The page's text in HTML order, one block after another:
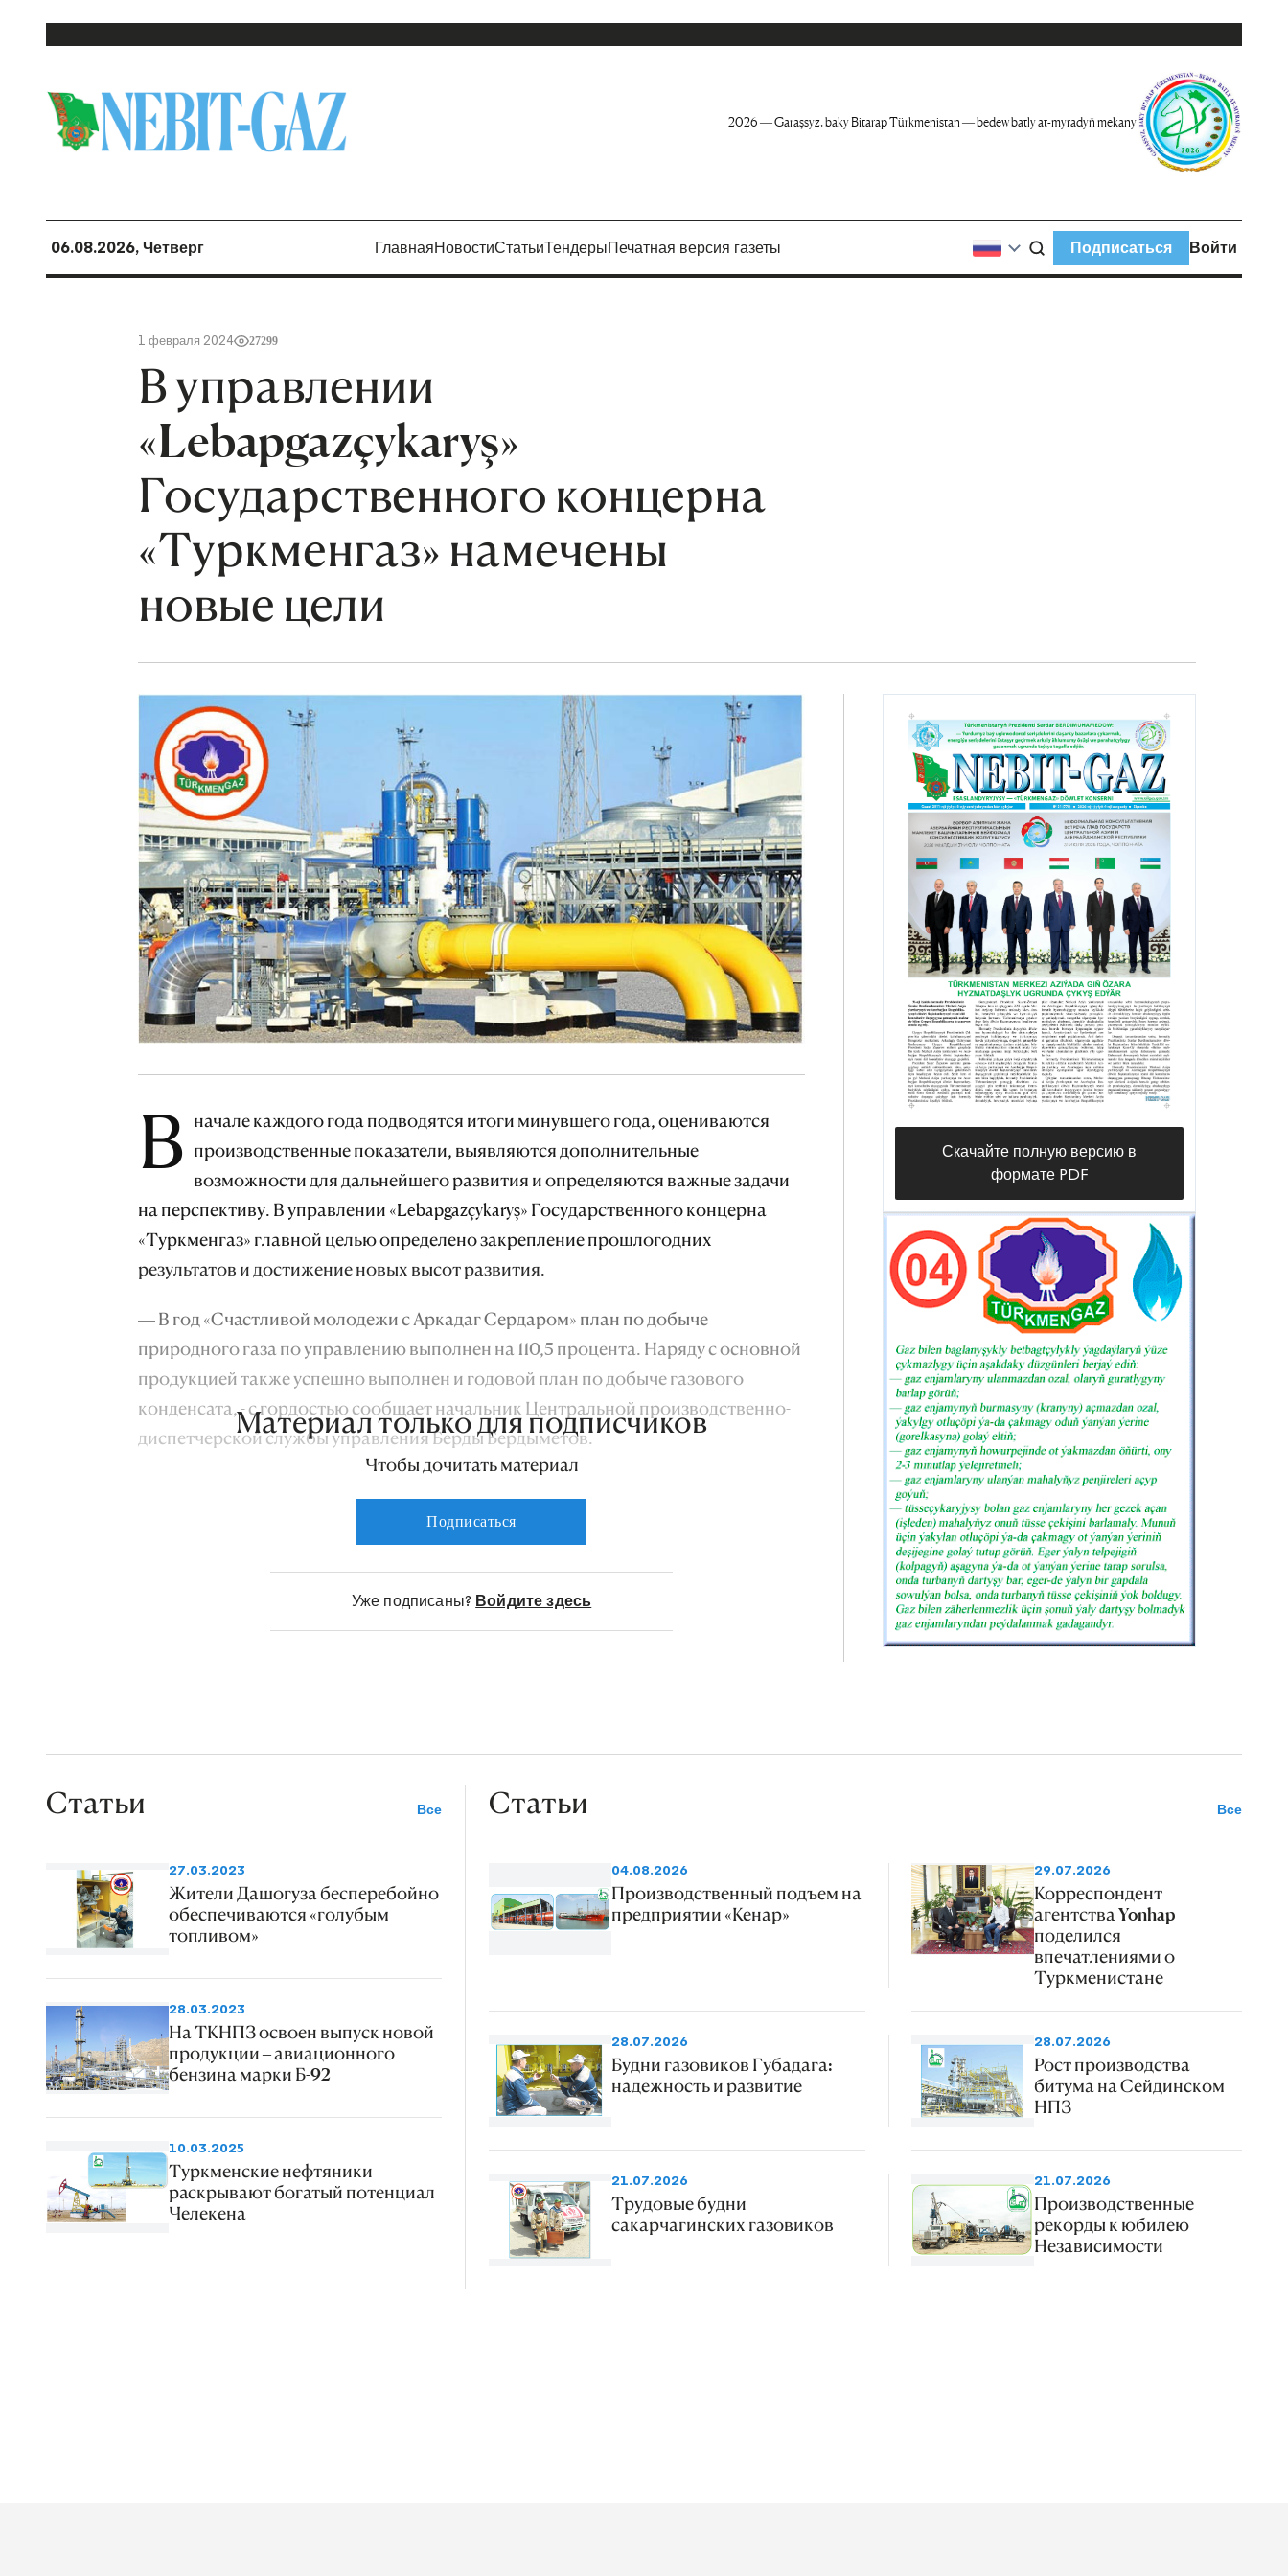
2026 — Garaşsyz, baky Bitarap Türkmenistan — bedew batly at-myradyň mekany
06.08.2026, Четверг ГлавнаяНовостиСтатьиТендерыПечатная версия газеты Подписаться Войти
1 февраля 2024 27299
В управлении
«Lebapgazçykaryş»
Государственного концерна
«Туркменгаз» намечены
новые цели
В начале каждого года подводятся итоги минувшего года, оцениваются
производственные показатели, выявляются дополнительные
возможности для дальнейшего развития и определяются важные задачи
на перспективу. В управлении «Lebapgazçykaryş» Государственного концерна
«Туркменгаз» главной целью определено закрепление прошлогодних
результатов и достижение новых высот развития.
— В год «Счастливой молодежи с Аркадаг Сердаром» план по добыче
природного газа по управлению выполнен на 110,5 процента. Наряду с основной
продукцией также успешно выполнен и годовой план по добыче газового
конденсата, - с гордостью сообщает начальник Центральной производственно-
диспетчерской службы управления Берды Бердыметов.
Материал только для подписчиков
Чтобы дочитать материал
Подписаться
Уже подписаны? Войдите здесь
Скачайте полную версию в
формате PDF
Статьи Все
27.03.2023
Жители Дашогуза бесперебойно
обеспечиваются «голубым
топливом»
28.03.2023
На ТКНПЗ освоен выпуск новой
продукции – авиационного
бензина марки Б-92
10.03.2025
Туркменские нефтяники
раскрывают богатый потенциал
Челекена
Статьи Все
04.08.2026
Производственный подъем на
предприятии «Кенар»
29.07.2026
Корреспондент
агентства Yonhap
поделился
впечатлениями о
Туркменистане
28.07.2026
Будни газовиков Губадага:
надежность и развитие
28.07.2026
Рост производства
битума на Сейдинском
НПЗ
21.07.2026
Трудовые будни
сакарчагинских газовиков
21.07.2026
Производственные
рекорды к юбилею
Независимости